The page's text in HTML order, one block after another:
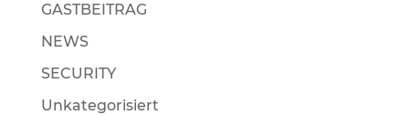
GASTBEITRAG
NEWS
SECURITY
Unkategorisiert